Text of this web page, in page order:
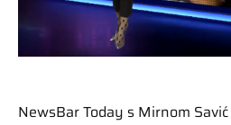
NewsBar Today s Mirnom